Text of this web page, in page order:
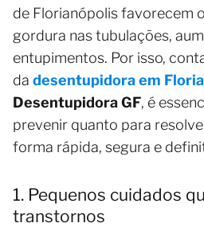
de Florianópolis favorecem
gordura nas tubulações,
entupimentos. Por isso,
da desentupidora em
Desentupidora GF, é
prevenir quanto para
forma rápida, segura e
1. Pequenos cuidados
transtornos